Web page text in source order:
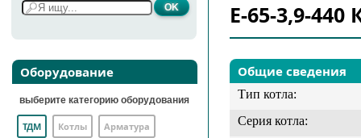
Услуги
Галерея
Контакты
Запчасти
Подбор
Оборудование
выберите категорию оборудования
ТДМ Котлы Арматура
Е-65-3,9-440
Общие сведения
Тип котла:
Серия котла: